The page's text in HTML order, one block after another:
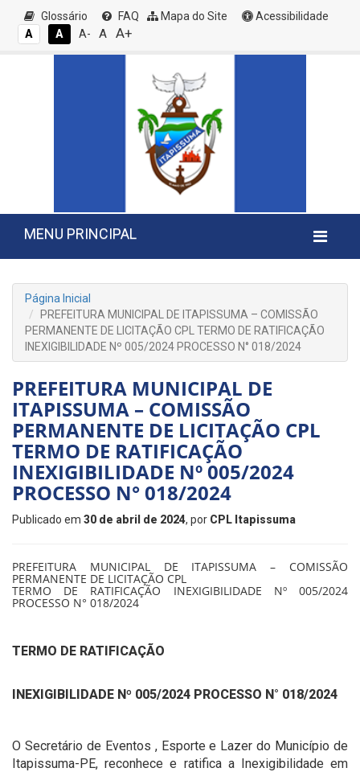
Glossário FAQ Mapa do Site
Acessibilidade
A
A A- A A+
MENU PRINCIPAL
Página Inicial
PREFEITURA MUNICIPAL DE ITAPISSUMA – COMISSÃO
PERMANENTE DE LICITAÇÃO CPL TERMO DE RATIFICAÇÃO
INEXIGIBILIDADE Nº 005/2024 PROCESSO N° 018/2024
PREFEITURA MUNICIPAL DE
ITAPISSUMA – COMISSÃO
PERMANENTE DE LICITAÇÃO CPL
TERMO DE RATIFICAÇÃO
INEXIGIBILIDADE Nº 005/2024
PROCESSO N° 018/2024
Publicado em 30 de abril de 2024, por CPL Itapissuma
PREFEITURA MUNICIPAL DE ITAPISSUMA – COMISSÃO
PERMANENTE DE LICITAÇÃO CPL
TERMO DE RATIFICAÇÃO INEXIGIBILIDADE Nº 005/2024
PROCESSO N° 018/2024
TERMO DE RATIFICAÇÃO
INEXIGIBILIDADE Nº 005/2024 PROCESSO N° 018/2024
O Secretário de Eventos , Esporte e Lazer do Município de
Itapissuma-PE, reconhece e ratifica a Inexigibilidade em